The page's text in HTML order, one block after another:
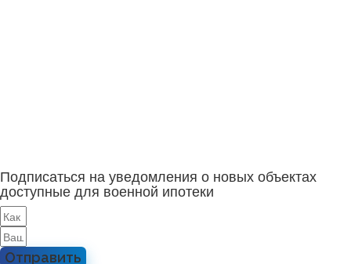
Подписаться на уведомления о новых объектах
доступные для военной ипотеки
Отправить